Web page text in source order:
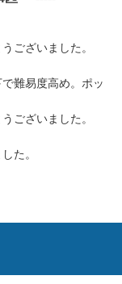
ございました。
難易度高め。ポッ
ございました。
た。